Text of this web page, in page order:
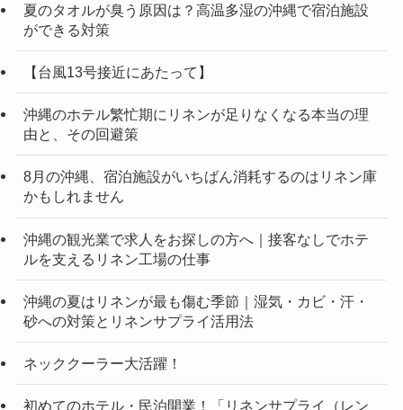
夏のタオルが臭う原因は？高温多湿の沖縄で宿泊施設
ができる対策
【台風13号接近にあたって】
沖縄のホテル繁忙期にリネンが足りなくなる本当の理
由と、その回避策
8月の沖縄、宿泊施設がいちばん消耗するのはリネン庫
かもしれません
沖縄の観光業で求人をお探しの方へ｜接客なしでホテ
ルを支えるリネン工場の仕事
沖縄の夏はリネンが最も傷む季節｜湿気・カビ・汗・
砂への対策とリネンサプライ活用法
ネッククーラー大活躍！
初めてのホテル・民泊開業！「リネンサプライ（レン